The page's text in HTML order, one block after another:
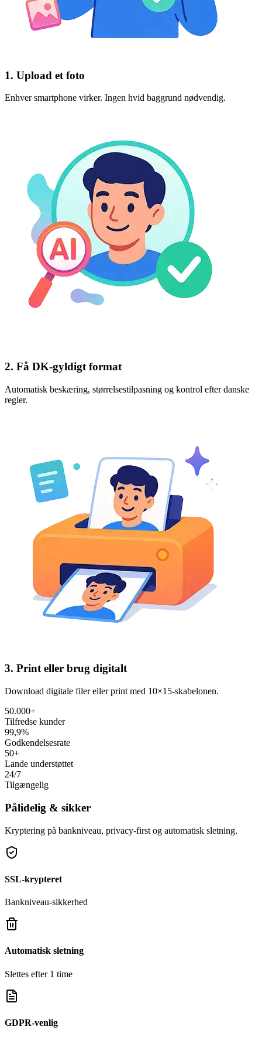
1. Upload et foto
Enhver smartphone virker. Ingen hvid baggrund nødvendig.
2. Få DK‑gyldigt format
Automatisk beskæring, størrelsestilpasning og kontrol efter danske
regler.
3. Print eller brug digitalt
Download digitale filer eller print med 10×15‑skabelonen.
50.000+
Tilfredse kunder
99,9%
Godkendelsesrate
50+
Lande understøttet
24/7
Tilgængelig
Pålidelig & sikker
Kryptering på bankniveau, privacy‑first og automatisk sletning.
SSL‑krypteret
Bankniveau‑sikkerhed
Automatisk sletning
Slettes efter 1 time
GDPR‑venlig